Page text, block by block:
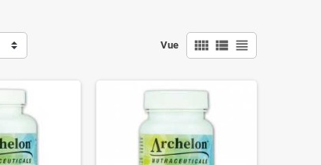
Vue view_comfy view_list view_headline